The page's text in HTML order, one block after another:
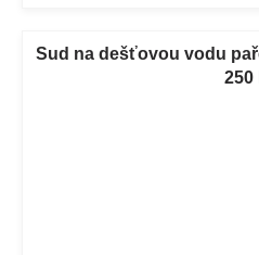
Sud na dešťovou vodu
250 l